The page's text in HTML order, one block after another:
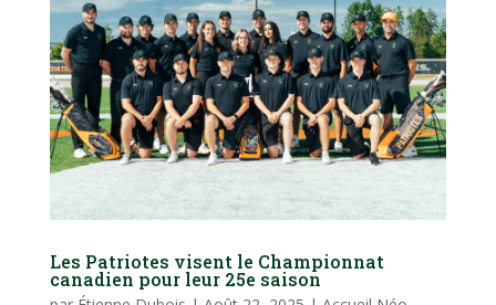
Les Patriotes visent le Championnat
canadien pour leur 25e saison